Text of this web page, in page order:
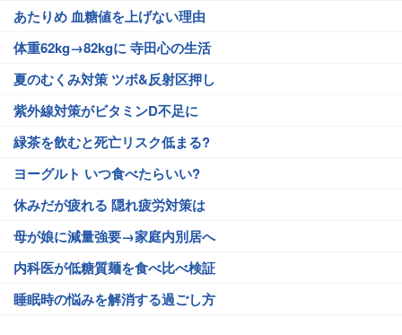
あたりめ 血糖値を上げない理由
体重62kg→82kgに 寺田心の生活
夏のむくみ対策 ツボ&反射区押し
紫外線対策がビタミンD不足に
緑茶を飲むと死亡リスク低まる?
ヨーグルト いつ食べたらいい?
休みだが疲れる 隠れ疲労対策は
母が娘に減量強要→家庭内別居へ
内科医が低糖質麺を食べ比べ検証
睡眠時の悩みを解消する過ごし方